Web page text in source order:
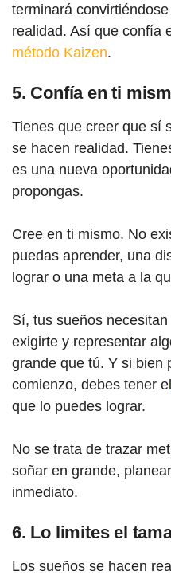
terminará
realidad. Así que confía
método Kaizen.
5. Confía en ti
Tienes que creer que sí
se hacen realidad.
es una nueva
propongas.
Cree en ti mismo. No
puedas aprender, una
lograr o una meta a la
Sí, tus sueños
exigirte y representar
grande que tú. Y si bien
comienzo, debes tener el
que lo puedes lograr.
No se trata de trazar
soñar en grande,
inmediato.
6. Lo limites el
Los sueños se hacen